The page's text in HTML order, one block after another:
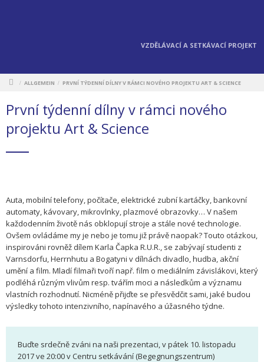
VZDĚLÁVACÍ A SETKÁVACÍ PROJEKT
/ ALLGEMEIN / PRVNÍ TÝDENNÍ DÍLNY V RÁMCI NOVÉHO PROJEKTU ART & SCIENCE
První týdenní dílny v rámci nového
projektu Art & Science
Auta, mobilní telefony, počítače, elektrické zubní kartáčky, bankovní
automaty, kávovary, mikrovlnky, plazmové obrazovky… V našem
každodenním životě nás obklopují stroje a stále nové technologie.
Ovšem ovládáme my je nebo je tomu již právě naopak?Touto otázkou,
inspirováni rovněž dílem Karla Čapka R.U.R., se zabývají studenti z
Varnsdorfu, Herrnhutu a Bogatyni v dílnách divadlo, hudba, akční
umění a film. Mladí filmaři tvoří např. film o mediálním závislákovi, který
podléhá různým vlivům resp. tvářím moci a následkům a významu
vlastních rozhodnutí. Nicméně přijďte se přesvědčit sami, jaké budou
výsledky tohoto intenzivního, napínavého a úžasného týdne.
Buďte srdečně zváni na naši prezentaci, v pátek 10. listopadu
2017 ve 20:00 v Centru setkávání (Begegnungszentrum)